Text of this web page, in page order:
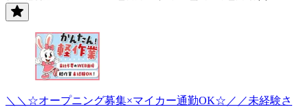
＼＼☆オープニング募集×マイカー通勤OK☆／／未経験さ